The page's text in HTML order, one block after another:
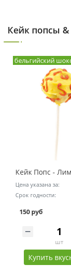
Кейк попсы
бельгийский
Кейк Попс -
Цена указана за:
Срок годности:
150 руб
шт
Купить